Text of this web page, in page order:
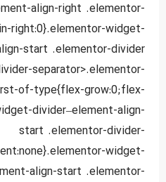
align-right .elementor-
right:0}.elementor-widget-
start .elementor-divider
separator>.elementor-
of-type{flex-grow:0;flex-
divider–element-align-
start .elementor-divider-
widget-
align-start .elementor-